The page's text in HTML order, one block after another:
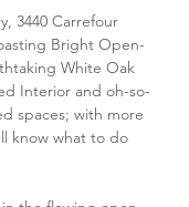
3440 Carrefour
Bright Open-
White Oak
Interior and oh-so-
spaces; with more
know what to do